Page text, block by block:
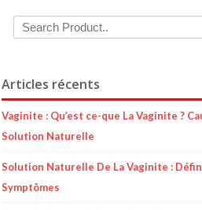
Articles récents
Vaginite : Qu’est ce-que La Vaginite ?
Solution Naturelle
Solution Naturelle De La Vaginite :
Symptômes